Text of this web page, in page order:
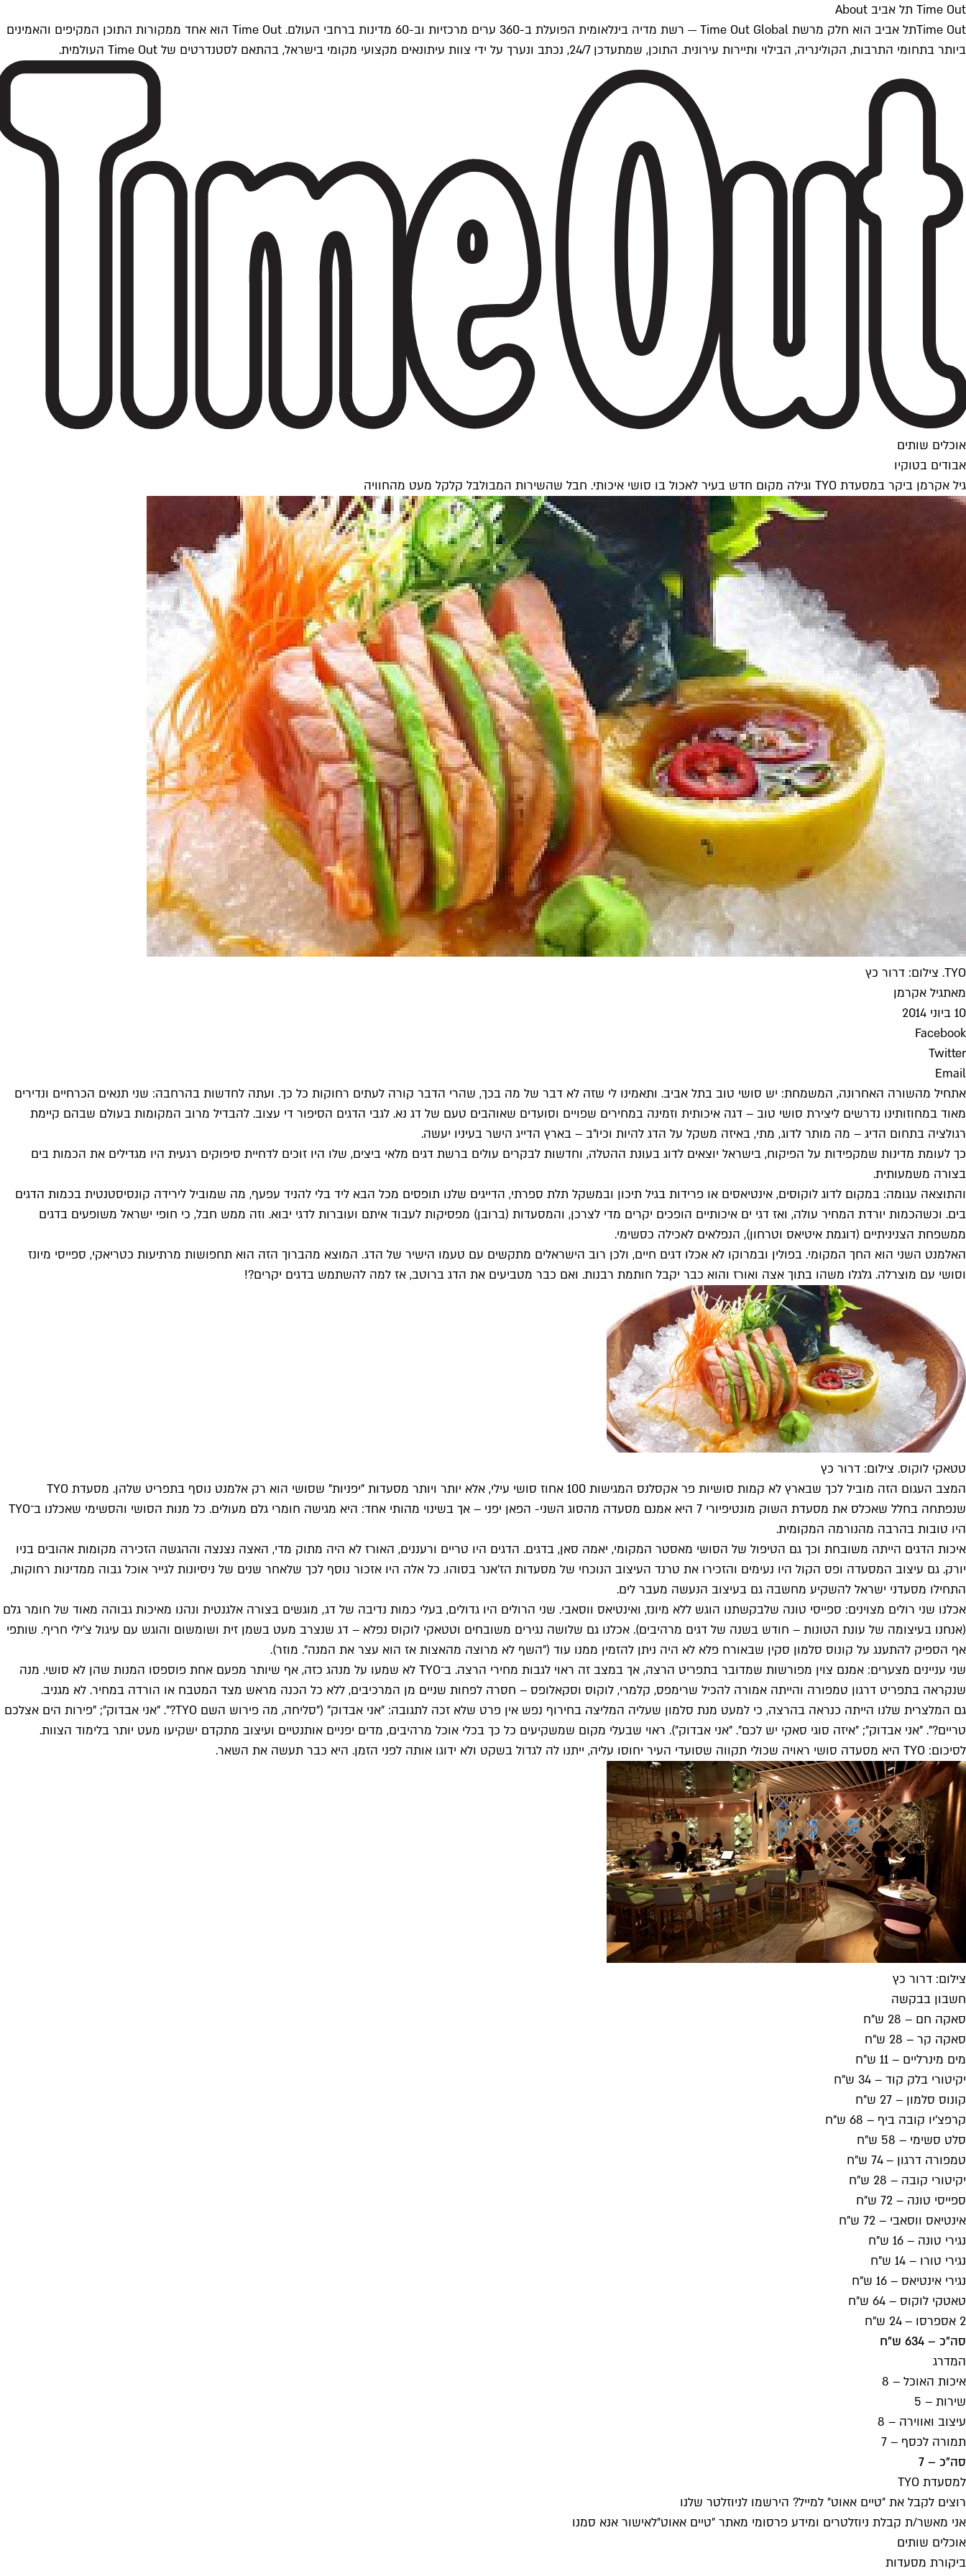
Time Out תל אביב About
Time Outתל אביב הוא חלק מרשת Time Out Global — רשת מדיה בינלאומית הפועלת ב-360 ערים מרכזיות וב-60 מדינות ברחבי העולם. Time Out הוא אחד ממקורות התוכן המקיפים והאמינים
ביותר בתחומי התרבות, הקולינריה, הבילוי ותיירות עירונית. התוכן, שמתעדכן 24/7, נכתב ונערך על ידי צוות עיתונאים מקצועי מקומי בישראל, בהתאם לסטנדרטים של Time Out העולמית.
אוכלים שותים
אבודים בטוקיו
גיל אקרמן ביקר במסעדת TYO וגילה מקום חדש בעיר לאכול בו סושי איכותי. חבל שהשירות המבולבל קלקל מעט מהחוויה
TYO. צילום: דרור כץ
מאתגיל אקרמן
10 ביוני 2014
Facebook
Twitter
Email
אתחיל מהשורה האחרונה, המשמחת: יש סושי טוב בתל אביב. ותאמינו לי שזה לא דבר של מה בכך, שהרי הדבר קורה לעתים רחוקות כל כך. ועתה לחדשות בהרחבה: שני תנאים הכרחיים ונדירים
מאוד במחוזותינו נדרשים ליצירת סושי טוב – דגה איכותית וזמינה במחירים שפויים וסועדים שאוהבים טעם של דג נא. לגבי הדגים הסיפור די עצוב. להבדיל מרוב המקומות בעולם שבהם קיימת
רגולציה בתחום הדיג – מה מותר לדוג, מתי, באיזה משקל על הדג להיות וכיו"ב – בארץ הדייג הישר בעיניו יעשה.
כך לעומת מדינות שמקפידות על הפיקוח, בישראל יוצאים לדוג בעונת ההטלה, וחדשות לבקרים עולים ברשת דגים מלאי ביצים, שלו היו זוכים לדחיית סיפוקים רגעית היו מגדילים את הכמות בים
בצורה משמעותית.
והתוצאה עגומה: במקום לדוג לוקוסים, אינטיאסים או פרידות בגיל תיכון ובמשקל תלת ספרתי, הדייגים שלנו תופסים מכל הבא ליד בלי להניד עפעף, מה שמוביל לירידה קונסיסטנטית בכמות הדגים
בים. וכשהכמות יורדת המחיר עולה, ואז דגי ים איכותיים הופכים יקרים מדי לצרכן, והמסעדות (ברובן) מפסיקות לעבוד איתם ועוברות לדגי יבוא. וזה ממש חבל, כי חופי ישראל משופעים בדגים
ממשפחת הצניניתיים (דוגמת איטיאס וטרחון), הנפלאים לאכילה כסשימי.
האלמנט השני הוא החך המקומי. בפולין ובמרוקו לא אכלו דגים חיים, ולכן רוב הישראלים מתקשים עם טעמו הישיר של הדג. המוצא מהברוך הזה הוא תחפושות מרתיעות כטריאקי, ספייסי מיונז
וסושי עם מוצרלה. גלגלו משהו בתוך אצה ואורז והוא כבר יקבל חותמת רבנות. ואם כבר מטביעים את הדג ברוטב, אז למה להשתמש בדגים יקרים?!
טטאקי לוקוס. צילום: דרור כץ
המצב העגום הזה מוביל לכך שבארץ לא קמות סושיות פר אקסלנס המגישות 100 אחוז סושי עילי, אלא יותר ויותר מסעדות "יפניות" שסושי הוא רק אלמנט נוסף בתפריט שלהן. מסעדת TYO
שנפתחה בחלל שאכלס את מסעדת השוק מונטיפיורי 7 היא אמנם מסעדה מהסוג השני- הפאן יפני – אך בשינוי מהותי אחד: היא מגישה חומרי גלם מעולים. כל מנות הסושי והסשימי שאכלנו ב־TYO
היו טובות בהרבה מהנורמה המקומית.
איכות הדגים הייתה משובחת וכך גם הטיפול של הסושי מאסטר המקומי, יאמה סאן, בדגים. הדגים היו טריים ורעננים, האורז לא היה מתוק מדי, האצה נצנצה וההגשה הזכירה מקומות אהובים בניו
יורק. גם עיצוב המסעדה ופס הקול היו נעימים והזכירו את טרנד העיצוב הנוכחי של מסעדות הז'אנר בסוהו. כל אלה היו אזכור נוסף לכך שלאחר שנים של ניסיונות לגייר אוכל גבוה ממדינות רחוקות,
התחילו מסעדני ישראל להשקיע מחשבה גם בעיצוב הנעשה מעבר לים.
אכלנו שני רולים מצוינים: ספייסי טונה שלבקשתנו הוגש ללא מיונז, ואינטיאס ווסאבי. שני הרולים היו גדולים, בעלי כמות נדיבה של דג, מוגשים בצורה אלגנטית ונהנו מאיכות גבוהה מאוד של חומר גלם
(אנחנו בעיצומה של עונת הטונות – חודש בשנה של דגים מרהיבים). אכלנו גם שלושה נגירים משובחים וטטאקי לוקוס נפלא – דג שנצרב מעט בשמן זית ושומשום והוגש עם עיגול צ'ילי חריף. שותפי
אף הספיק להתענג על קונוס סלמון סקין שבאורח פלא לא היה ניתן להזמין ממנו עוד ("השף לא מרוצה מהאצות אז הוא עצר את המנה". מוזר).
שני עניינים מצערים: אמנם צוין מפורשות שמדובר בתפריט הרצה, אך במצב זה ראוי לגבות מחירי הרצה. ב־TYO לא שמעו על מנהג כזה, אף שיותר מפעם אחת פוספסו המנות שהן לא סושי. מנה
שנקראה בתפריט דרגון טמפורה והייתה אמורה להכיל שרימפס, קלמרי, לוקוס וסקאלופס – חסרה לפחות שניים מן המרכיבים, ללא כל הכנה מראש מצד המטבח או הורדה במחיר. לא מגניב.
גם המלצרית שלנו הייתה כנראה בהרצה, כי למעט מנת סלמון שעליה המליצה בחירוף נפש אין פרט שלא זכה לתגובה: "אני אבדוק" ("סליחה, מה פירוש השם TYO?". "אני אבדוק"; "פירות הים אצלכם
טריים?". "אני אבדוק"; "איזה סוגי סאקי יש לכם". "אני אבדוק"). ראוי שבעלי מקום שמשקיעים כל כך בכלי אוכל מרהיבים, מדים יפניים אותנטיים ועיצוב מתקדם ישקיעו מעט יותר בלימוד הצוות.
לסיכום: TYO היא מסעדה סושי ראויה שכולי תקווה שסועדי העיר יחוסו עליה, ייתנו לה לגדול בשקט ולא ידוגו אותה לפני הזמן. היא כבר תעשה את השאר.
צילום: דרור כץ
חשבון בבקשה
סאקה חם – 28 ש"ח
סאקה קר – 28 ש"ח
מים מינרליים – 11 ש"ח
יקיטורי בלק קוד – 34 ש"ח
קונוס סלמון – 27 ש"ח
קרפצ'יו קובה ביף – 68 ש"ח
סלט סשימי – 58 ש"ח
טמפורה דרגון – 74 ש"ח
יקיטורי קובה – 28 ש"ח
ספייסי טונה – 72 ש"ח
אינטיאס ווסאבי – 72 ש"ח
נגירי טונה – 16 ש"ח
נגירי טורו – 14 ש"ח
נגירי אינטיאס – 16 ש"ח
טאטקי לוקוס – 64 ש"ח
2 אספרסו – 24 ש"ח
סה"כ – 634 ש"ח
המדרג
איכות האוכל – 8
שירות – 5
עיצוב ואווירה – 8
תמורה לכסף – 7
סה"כ – 7
למסעדת TYO
רוצים לקבל את ״טיים אאוט״ למייל? הירשמו לניוזלטר שלנו
אני מאשר/ת קבלת ניוזלטרים ומידע פרסומי מאתר ״טיים אאוט״לאישור אנא סמנו
אוכלים שותים
ביקורת מסעדות